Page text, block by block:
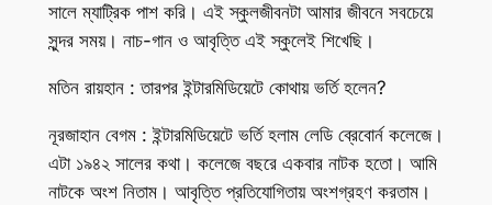
সালে ম্যাট্রিক পাশ করি। এই স্কুলজীবনটা আমার জীবনে সবচেয়ে
সুন্দর সময়। নাচ-গান ও আবৃত্তি এই স্কুলেই শিখেছি।
মতিন রায়হান : তারপর ইন্টারমিডিয়েটে কোথায় ভর্তি হলেন?
নূরজাহান বেগম : ইন্টারমিডিয়েটে ভর্তি হলাম লেডি ব্রেবোর্ন কলেজে।
এটা ১৯৪২ সালের কথা। কলেজে বছরে একবার নাটক হতো। আমি
নাটকে অংশ নিতাম। আবৃত্তি প্রতিযোগিতায় অংশগ্রহণ করতাম।